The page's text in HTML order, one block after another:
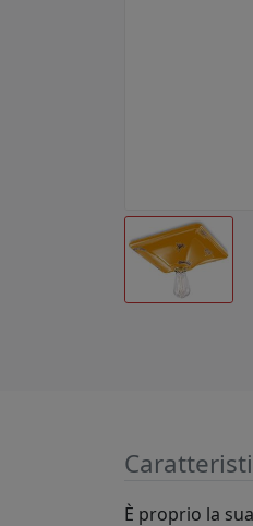
È proprio la